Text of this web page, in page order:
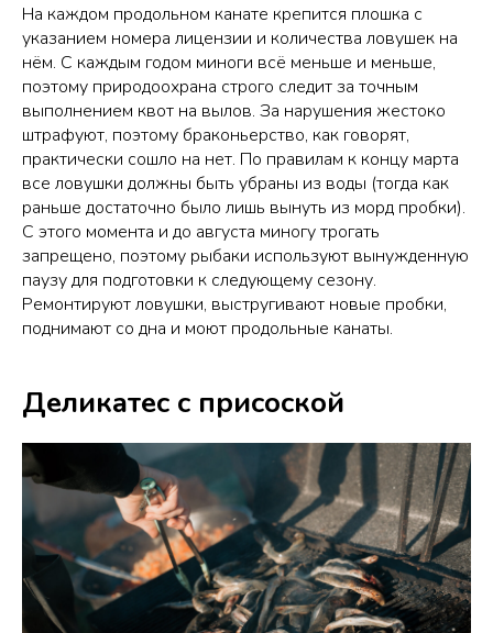
На каждом продольном канате крепится плошка с
указанием номера лицензии и количества ловушек на
нём. С каждым годом миноги всё меньше и меньше,
поэтому природоохрана строго следит за точным
выполнением квот на вылов. За нарушения жестоко
штрафуют, поэтому браконьерство, как говорят,
практически сошло на нет. По правилам к концу марта
все ловушки должны быть убраны из воды (тогда как
раньше достаточно было лишь вынуть из морд пробки).
С этого момента и до августа миногу трогать
запрещено, поэтому рыбаки используют вынужденную
паузу для подготовки к следующему сезону.
Ремонтируют ловушки, выстругивают новые пробки,
поднимают со дна и моют продольные канаты.
Деликатес с присоской